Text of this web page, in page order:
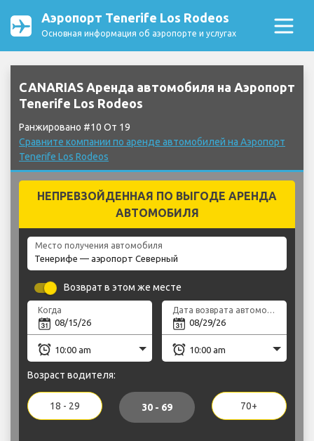
Аэропорт Tenerife Los Rodeos
Основная информация об аэропорте и услугах
CANARIAS Аренда автомобиля на Аэропорт
Tenerife Los Rodeos
Ранжировано #10 От 19
Сравните компании по аренде автомобилей на Аэропорт
Tenerife Los Rodeos
НЕПРЕВЗОЙДЕННАЯ ПО ВЫГОДЕ АРЕНДА
АВТОМОБИЛЯ
Место получения автомобиля
Возврат в этом же месте
Когда Дата возврата автомобиля
Возраст водителя:
18 - 29 30 - 69 70+